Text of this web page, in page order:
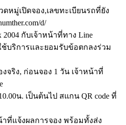
หมู่เปิดจอง,เลขทะเบียนรถที่ยัง
d/
2004 กับเจ้าหน้าที่ทาง Line
บริการและยอมรับข้อตกลงร่วม
จริง, ก่อนจอง 1 วัน เจ้าหน้าที่
น. เป็นต้นไป สแกน QR code ที่
าที่แจ้งผลการจอง พร้อมทั้งส่ง